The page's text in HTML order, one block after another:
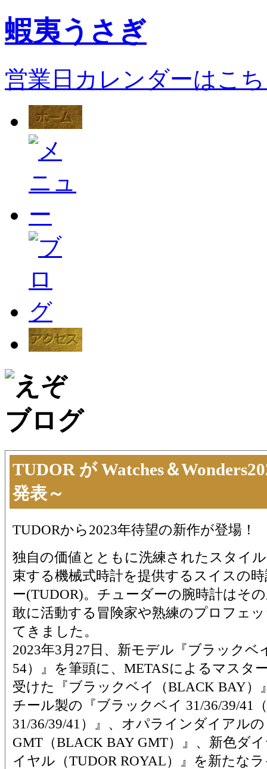
蝦夷うさぎ
営業日カレンダーはこ
TUDOR が Watches＆
発表～
TUDORから2023年待望の新作が登場！
独自の価値とともに洗練されたスタイ
束する機械式時計を提供するスイスの
ー(TUDOR)。チューダーの腕時計はそ
敢に活動する冒険家や熟練のプロフェ
てきました。
2023年3月27日、新モデル『ブラックベ
54）』を筆頭に、METASによるマスタ
受けた『ブラックベイ（BLACK BAY）
チール製の『ブラックベイ 31/36/39/41
31/36/39/41）』、オパラインダイアル
GMT（BLACK BAY GMT）』、新色ダ
イヤル（TUDOR ROYAL）』を新たな